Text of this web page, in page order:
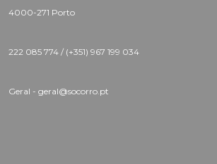
4000-271 Porto
222 085 774 / (+351) 967 199 034
Geral - geral@socorro.pt